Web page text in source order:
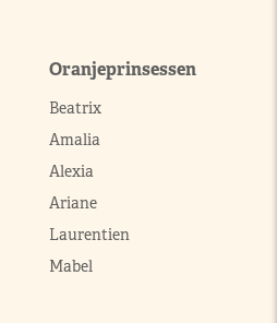
Oranjeprinsessen
Beatrix
Amalia
Alexia
Ariane
Laurentien
Mabel